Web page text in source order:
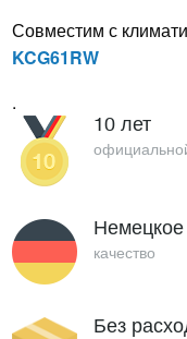
Совместим с
KCG61RW
.
10 лет
Немецкое
качество
Без